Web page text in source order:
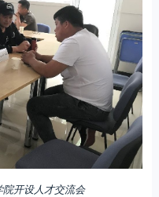
开设人才交流会